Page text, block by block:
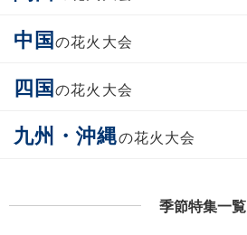
中国の花火大会
四国の花火大会
九州・沖縄の花火大会
季節特集一覧